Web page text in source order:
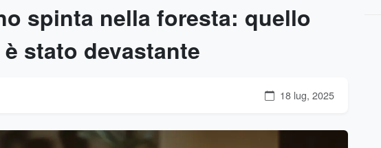
spinta nella foresta: quello
stato devastante
18 lug, 2025